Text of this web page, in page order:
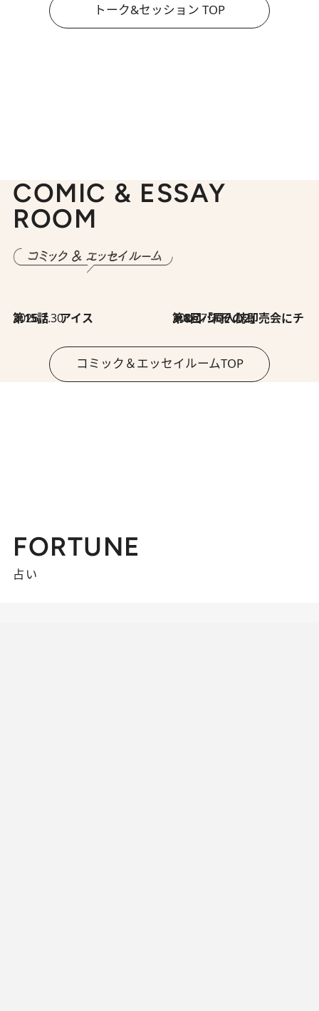
トーク&セッション TOP
COMIC & ESSAY
ROOM
2026.7.30
第15話 アイス 2026.7.30
第8回「同人誌即売会にチャレンジ その2」
コミック＆エッセイルームTOP
FORTUNE
占い